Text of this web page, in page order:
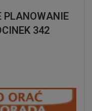
PLANOWANIE
342